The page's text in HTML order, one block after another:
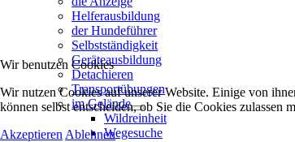
Helferausbildung
der Hundeführer
Selbstständigkeit
Geräteausbildung
Detachieren
Transportübungen
im Gelände
Wildreinheit
Wegesuche
Wir benutzen Cookies
Wir nutzen Cookies auf unserer Website. Einige von
können selbst entscheiden, ob Sie die Cookies
Akzeptieren Ablehnen